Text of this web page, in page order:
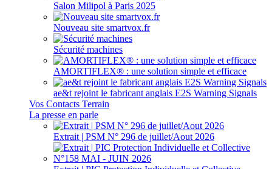
Salon Milipol à Paris 2025
Nouveau site smartvox.fr
Sécurité machines
AMORTIFLEX® : une solution simple et efficace
ae&t rejoint le fabricant anglais E2S Warning Signals
Vos Contacts Terrain
La presse en parle
Extrait | PSM N° 296 de juillet/Aout 2026